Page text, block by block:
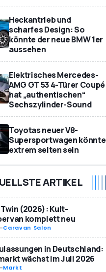
Heckantrieb und
scharfes Design: So
könnte der neue BMW 1er
aussehen
Elektrisches Mercedes-
AMG GT 53 4-Türer Coupé
hat „authentischen“
Sechszylinder-Sound
Toyotas neuer V8-
Supersportwagen könnte
extrem selten sein
ARTIKEL
(2026): Kult-
komplett neu
Caravan Salon
in Deutschland:
wächst im Juli 2026
Markt